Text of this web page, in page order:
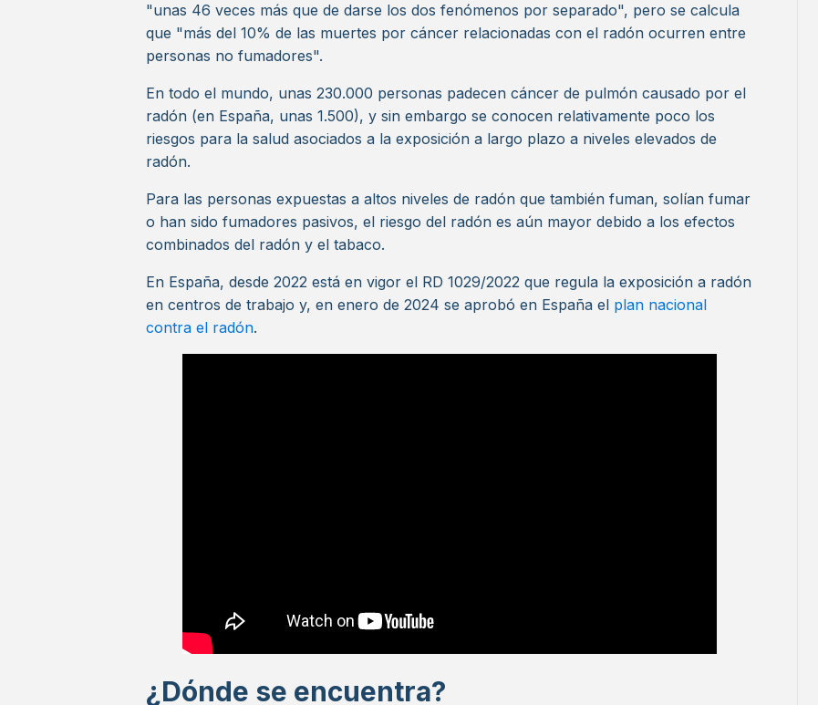
"unas 46 veces más que de darse los dos fenómenos por separado", pero se calcula
que "más del 10% de las muertes por cáncer relacionadas con el radón ocurren entre
personas no fumadores".
En todo el mundo, unas 230.000 personas padecen cáncer de pulmón causado por el
radón (en España, unas 1.500), y sin embargo se conocen relativamente poco los
riesgos para la salud asociados a la exposición a largo plazo a niveles elevados de
radón.
Para las personas expuestas a altos niveles de radón que también fuman, solían fumar
o han sido fumadores pasivos, el riesgo del radón es aún mayor debido a los efectos
combinados del radón y el tabaco.
En España, desde 2022 está en vigor el RD 1029/2022 que regula la exposición a radón
en centros de trabajo y, en enero de 2024 se aprobó en España el plan nacional
contra el radón.
¿Dónde se encuentra?